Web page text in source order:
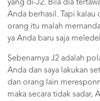
yang di-J2. Bila dia
Anda berhasil. Tapi kalau
orang itu malah
ya Anda baru saja
Sebenarnya J2 adalah
Anda dan saya lakukan
dan orang lain
maka secara tidak sadar,